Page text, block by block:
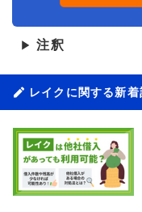
▶ 注釈
レイクに関する新着